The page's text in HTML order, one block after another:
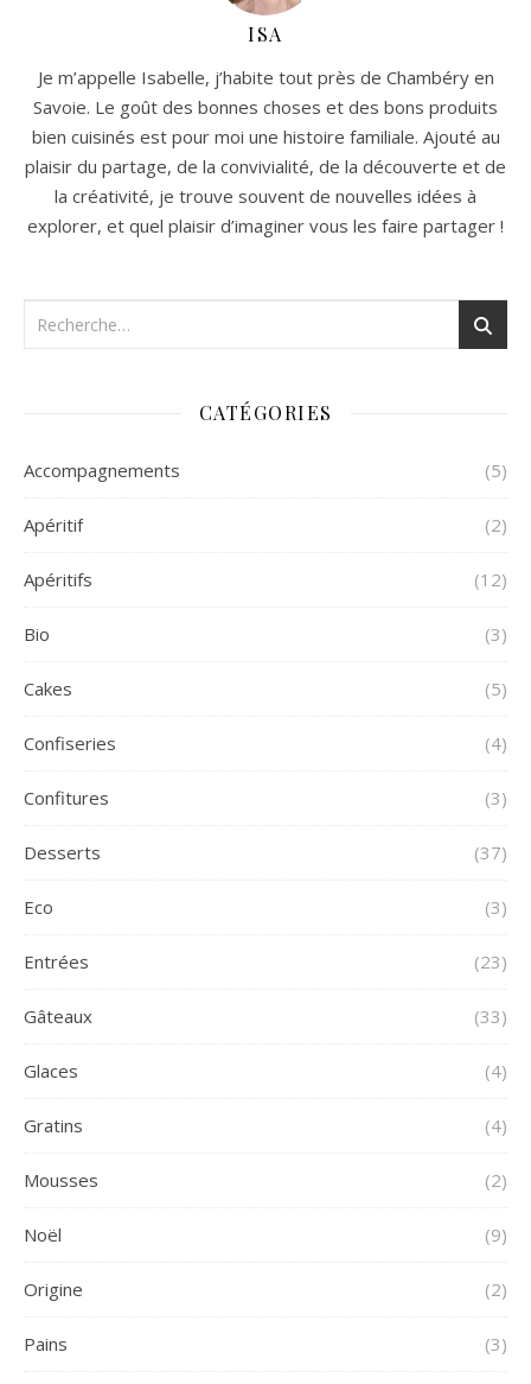
ISA
Je m’appelle Isabelle, j’habite tout près de Chambéry en
Savoie. Le goût des bonnes choses et des bons produits
bien cuisinés est pour moi une histoire familiale. Ajouté au
plaisir du partage, de la convivialité, de la découverte et de
la créativité, je trouve souvent de nouvelles idées à
explorer, et quel plaisir d’imaginer vous les faire partager !
CATÉGORIES
Accompagnements (5)
Apéritif (2)
Apéritifs (12)
Bio (3)
Cakes (5)
Confiseries (4)
Confitures (3)
Desserts (37)
Eco (3)
Entrées (23)
Gâteaux (33)
Glaces (4)
Gratins (4)
Mousses (2)
Noël (9)
Origine (2)
Pains (3)